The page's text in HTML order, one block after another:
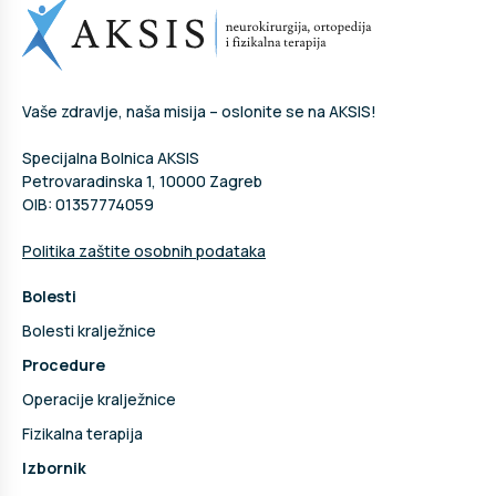
Vaše zdravlje, naša misija – oslonite se na AKSIS!
Specijalna Bolnica AKSIS
Petrovaradinska 1, 10000 Zagreb
OIB: 01357774059
Politika zaštite osobnih podataka
Bolesti
Bolesti kralježnice
Procedure
Operacije kralježnice
Fizikalna terapija
Izbornik